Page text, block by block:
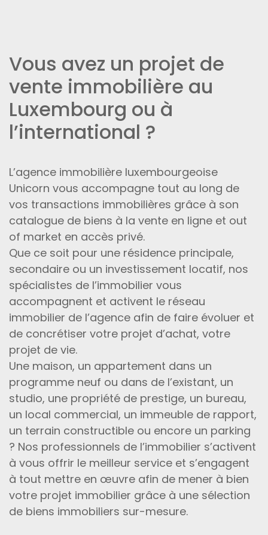
Vous avez un projet de
vente immobilière au
Luxembourg ou à
l’international ?
L’agence immobilière luxembourgeoise
Unicorn vous accompagne tout au long de
vos transactions immobilières grâce à son
catalogue de biens à la vente en ligne et out
of market en accès privé.
Que ce soit pour une résidence principale,
secondaire ou un investissement locatif, nos
spécialistes de l’immobilier vous
accompagnent et activent le réseau
immobilier de l’agence afin de faire évoluer et
de concrétiser votre projet d’achat, votre
projet de vie.
Une maison, un appartement dans un
programme neuf ou dans de l’existant, un
studio, une propriété de prestige, un bureau,
un local commercial, un immeuble de rapport,
un terrain constructible ou encore un parking
? Nos professionnels de l’immobilier s’activent
à vous offrir le meilleur service et s’engagent
à tout mettre en œuvre afin de mener à bien
votre projet immobilier grâce à une sélection
de biens immobiliers sur-mesure.